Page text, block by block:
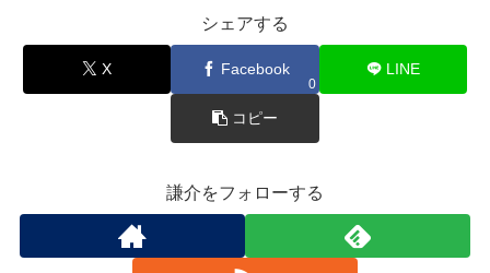
シェアする
X Facebook
0
LINE
コピー
謙介をフォローする